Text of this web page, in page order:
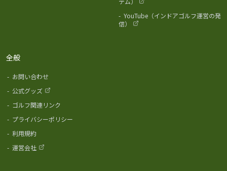
- YouTube（インドアゴルフ運営の発
信）
全般
- お問い合わせ
- 公式グッズ
- ゴルフ関連リンク
- プライバシーポリシー
- 利用規約
- 運営会社